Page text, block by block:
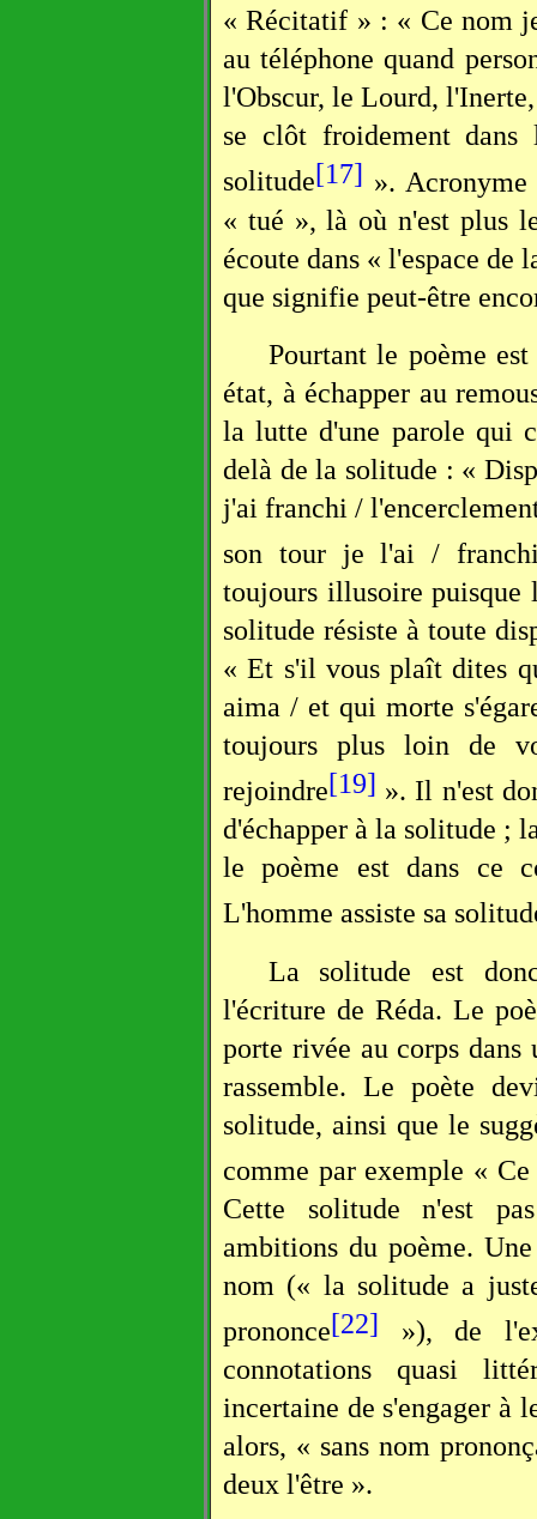
« Récitatif » : « Ce nom
au téléphone quand
l'Obscur, le Lourd,
se clôt froidement
solitude[17] ».
« tué », là où n'est plus
écoute dans « l'espace de
que signifie peut-être
Pourtant le poème
état, à échapper au
la lutte d'une parole qui
delà de la solitude : «
j'ai franchi /
son tour je l'ai /
toujours illusoire puisque
solitude résiste à toute
« Et s'il vous plaît dites
aima / et qui morte
toujours plus loin de
rejoindre[19] ». Il n'est
d'échapper à la solitude ;
le poème est dans ce
L'homme assiste sa
La solitude est
l'écriture de Réda. Le
porte rivée au corps
rassemble. Le poète
solitude, ainsi que le
comme par exemple «
Cette solitude n'est
ambitions du poème.
nom (« la solitude a
prononce[22] »), de
connotations quasi
incertaine de s'engager à
alors, « sans nom
deux l'être ».